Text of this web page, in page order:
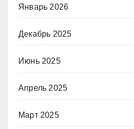
Январь 2026
Декабрь 2025
Июнь 2025
Апрель 2025
Март 2025